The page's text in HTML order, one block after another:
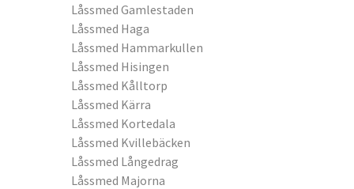
Låssmed Gamlestaden
Låssmed Haga
Låssmed Hammarkullen
Låssmed Hisingen
Låssmed Kålltorp
Låssmed Kärra
Låssmed Kortedala
Låssmed Kvillebäcken
Låssmed Långedrag
Låssmed Majorna